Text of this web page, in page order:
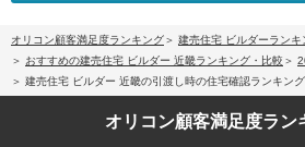
オリコン顧客満足度ランキング
建売住宅 ビルダーランキ
おすすめの建売住宅 ビルダー 近畿ランキング・比較
建売住宅 ビルダー 近畿の引渡し時の住宅確認ランキン
オリコン顧客満足度ラン